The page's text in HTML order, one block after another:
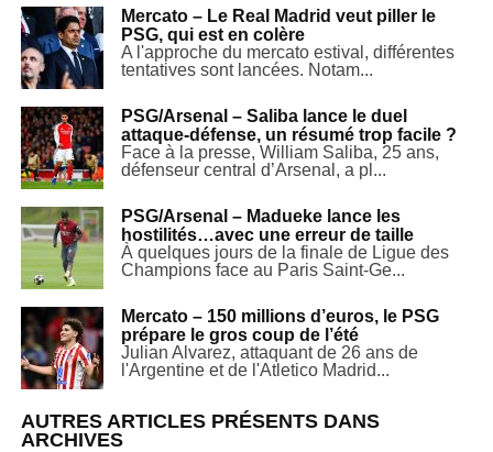
Mercato – Le Real Madrid veut piller le
PSG, qui est en colère
A l'approche du mercato estival, différentes
tentatives sont lancées. Notam...
PSG/Arsenal – Saliba lance le duel
attaque-défense, un résumé trop facile ?
Face à la presse, William Saliba, 25 ans,
défenseur central d’Arsenal, a pl...
PSG/Arsenal – Madueke lance les
hostilités…avec une erreur de taille
À quelques jours de la finale de Ligue des
Champions face au Paris Saint-Ge...
Mercato – 150 millions d’euros, le PSG
prépare le gros coup de l’été
Julian Alvarez, attaquant de 26 ans de
l'Argentine et de l'Atletico Madrid...
AUTRES ARTICLES PRÉSENTS DANS
ARCHIVES